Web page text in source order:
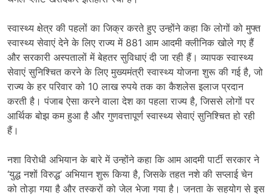
स्वास्थ्य क्षेत्र की पहलों का जिक्र करते हुए उन्होंने कहा कि लोगों को मुफ्त
स्वास्थ्य सेवाएं देने के लिए राज्य में 881 आम आदमी क्लीनिक खोले गए हैं
और सरकारी अस्पतालों में बेहतर सुविधाएं दी जा रही हैं। व्यापक स्वास्थ्य
सेवाएं सुनिश्चित करने के लिए मुख्यमंत्री स्वास्थ्य योजना शुरू की गई है, जो
राज्य के हर परिवार को 10 लाख रुपये तक का कैशलेस इलाज प्रदान
करती है। पंजाब ऐसा करने वाला देश का पहला राज्य है, जिससे लोगों पर
आर्थिक बोझ कम हुआ है और गुणवत्तापूर्ण स्वास्थ्य सेवाएं सुनिश्चित हो रही
हैं।
नशा विरोधी अभियान के बारे में उन्होंने कहा कि आम आदमी पार्टी सरकार ने
‘युद्ध नशों विरुद्ध’ अभियान शुरू किया है, जिसके तहत नशे की सप्लाई चेन
को तोड़ा गया है और तस्करों को जेल भेजा गया है। जनता के सहयोग से इस